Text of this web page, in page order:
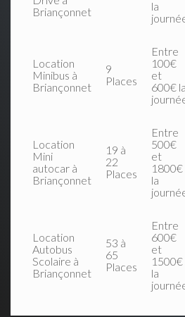
Briançonnet
la
Location
Minibus à
Briançonnet
9
Places
Entre
100€
et
600€ la
Location
Mini
autocar à
Briançonnet
19 à
22
Places
Entre
500€
et
1800€
la
Location
Autobus
Scolaire à
Briançonnet
53 à
65
Places
Entre
600€
et
1500€
la